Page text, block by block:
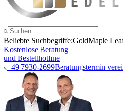
Beliebte Suchbegriffe:GoldMaple
Kostenlose Beratung
und Bestellhotline
+49 7930-2699Beratungstermin